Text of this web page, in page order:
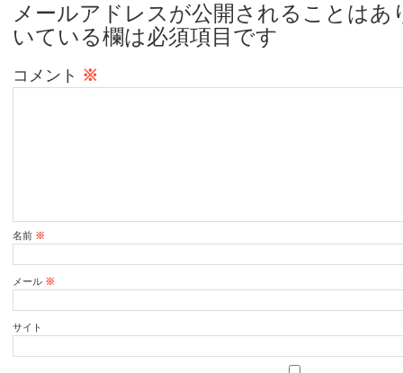
メールアドレスが公開されることはあ
いている欄は必須項目です
コメント ※
名前 ※
メール ※
サイト